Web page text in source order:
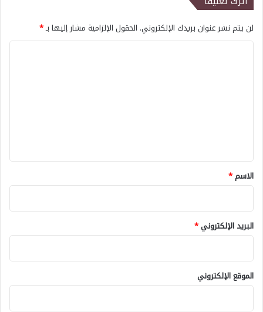
لن يتم نشر عنوان بريدك الإلكتروني. الحقول الإلزامية مشار إليها بـ*
*
الاسم*
البريد الإلكتروني*
الموقع الإلكتروني